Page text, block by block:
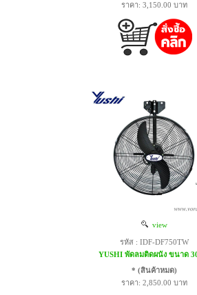
ราคา: 3,150.00 บาท
view
รหัส : IDF-DF750TW
YUSHI พัดลมติดผนัง ขนาด
* (สินค้าหมด)
ราคา: 2,850.00 บาท